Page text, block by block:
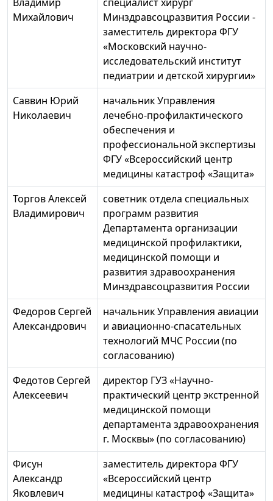
Владимир
Михайлович
специалист хирург
Минздравсоцразвития России -
заместитель директора ФГУ
«Московский научно-
исследовательский институт
педиатрии и детской хирургии»
Саввин Юрий
Николаевич
начальник Управления
лечебно-профилактического
обеспечения и
профессиональной экспертизы
ФГУ «Всероссийский центр
медицины катастроф «Защита»
Торгов Алексей
Владимирович
советник отдела специальных
программ развития
Департамента организации
медицинской профилактики,
медицинской помощи и
развития здравоохранения
Минздравсоцразвития России
Федоров Сергей
Александрович
начальник Управления авиации
и авиационно-спасательных
технологий МЧС России (по
согласованию)
Федотов Сергей
Алексеевич
директор ГУЗ «Научно-
практический центр экстренной
медицинской помощи
департамента здравоохранения
г. Москвы» (по согласованию)
Фисун
Александр
Яковлевич
заместитель директора ФГУ
«Всероссийский центр
медицины катастроф «Защита»